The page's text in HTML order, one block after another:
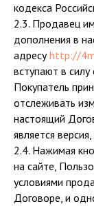
кодекса
2.3. Продавец
дополнения в
адресуhttp://
вступают в
Покупатель
отслеживать
настоящий
является
2.4. Нажимая
на сайте,
условиями
Договоре, и